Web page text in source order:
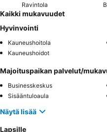
Ravintola
Kaikki mukavuudet
Hyvinvointi
Kauneushoitola
Kauneushoidot
Majoituspaikan palvelut/
Businesskeskus
Sisääntuloaula
Näytä lisää
Lapsille